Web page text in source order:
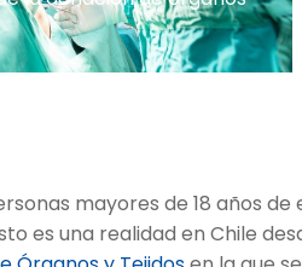
mayores de 18 años
es una realidad en Chile